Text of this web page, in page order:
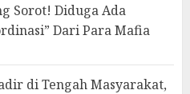
Sorot! Diduga Ada
Dari Para Mafia
di Tengah Masyarakat,